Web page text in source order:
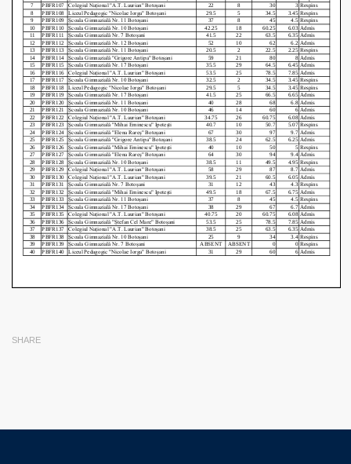
vederea
admiterii
la
liceu
Secția
bilingv
Franceză
SHARE